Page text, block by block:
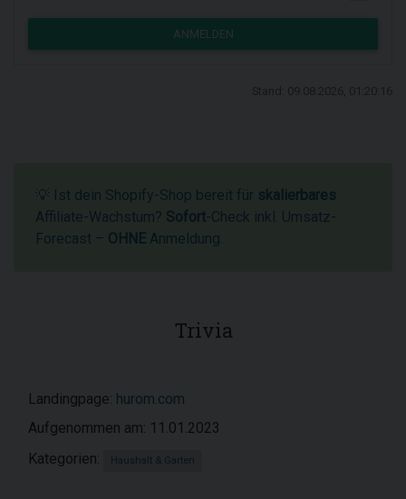
ANMELDEN
💡 Ist dein Shopify-Shop bereit für skalierbares
Affiliate-Wachstum? Sofort-Check inkl. Umsatz-
Forecast – OHNE Anmeldung.
Trivia
Landingpage: hurom.com
Aufgenommen am: 11.01.2023
Kategorien:
Haushalt & Garten